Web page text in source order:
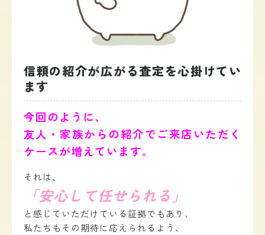
信頼の紹介が広がる査定を心掛けてい
ます
今回のように、
友人・家族からの紹介でご来店いただく
ケースが増えています。
それは、
「安心して任せられる」
と感じていただけている証拠でもあり、
私たちもその期待に応えられるよう、